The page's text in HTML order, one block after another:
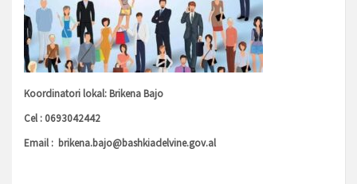
Koordinatori lokal: Brikena Bajo
Cel : 0693042442
Email : brikena.bajo@bashkiadelvine.gov.al